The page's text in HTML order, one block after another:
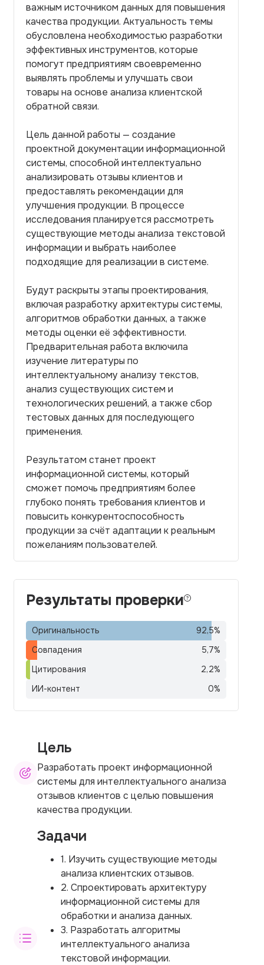
важным источником данных для повышения
качества продукции. Актуальность темы
обусловлена необходимостью разработки
эффективных инструментов, которые
помогут предприятиям своевременно
выявлять проблемы и улучшать свои
товары на основе анализа клиентской
обратной связи.
Цель данной работы — создание
проектной документации информационной
системы, способной интеллектуально
анализировать отзывы клиентов и
предоставлять рекомендации для
улучшения продукции. В процессе
исследования планируется рассмотреть
существующие методы анализа текстовой
информации и выбрать наиболее
подходящие для реализации в системе.
Будут раскрыты этапы проектирования,
включая разработку архитектуры системы,
алгоритмов обработки данных, а также
методы оценки её эффективности.
Предварительная работа включила
изучение литературы по
интеллектуальному анализу текстов,
анализ существующих систем и
технологических решений, а также сбор
тестовых данных для последующего
применения.
Результатом станет проект
информационной системы, который
сможет помочь предприятиям более
глубоко понять требования клиентов и
повысить конкурентоспособность
продукции за счёт адаптации к реальным
пожеланиям пользователей.
Результаты проверки
Оригинальность 92,5%
Совпадения
5,7%
Цитирования
2,2%
ИИ-контент
0%
Цель
Разработать проект информационной
системы для интеллектуального анализа
отзывов клиентов с целью повышения
качества продукции.
Задачи
1. Изучить существующие методы
анализа клиентских отзывов.
2. Спроектировать архитектуру
информационной системы для
обработки и анализа данных.
3. Разработать алгоритмы
интеллектуального анализа
текстовой информации.